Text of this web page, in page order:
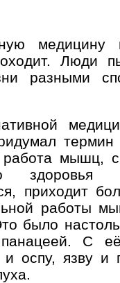
медицину
Люди
разными
термин
мышц,
здоровья
приходит
работы
было
панацеей. С
и оспу, язву и